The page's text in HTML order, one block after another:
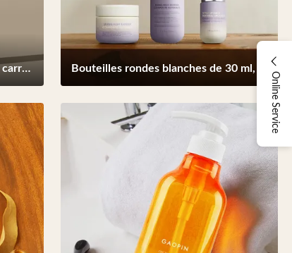
Online Service
Bouteilles de lotion en plastique carré contenant 30g 50g Pour emballage de crème de soin du corps